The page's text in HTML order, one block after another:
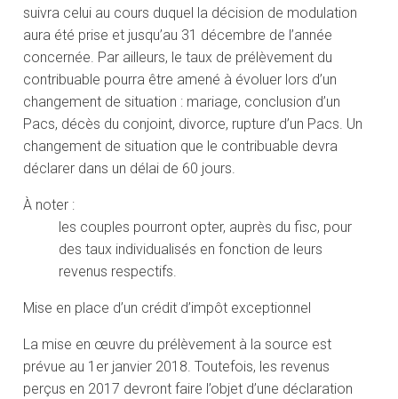
suivra celui au cours duquel la décision de modulation
aura été prise et jusqu’au 31 décembre de l’année
concernée. Par ailleurs, le taux de prélèvement du
contribuable pourra être amené à évoluer lors d’un
changement de situation : mariage, conclusion d’un
Pacs, décès du conjoint, divorce, rupture d’un Pacs. Un
changement de situation que le contribuable devra
déclarer dans un délai de 60 jours.
À noter :
les couples pourront opter, auprès du fisc, pour
des taux individualisés en fonction de leurs
revenus respectifs.
Mise en place d’un crédit d’impôt exceptionnel
La mise en œuvre du prélèvement à la source est
prévue au 1er janvier 2018. Toutefois, les revenus
perçus en 2017 devront faire l’objet d’une déclaration